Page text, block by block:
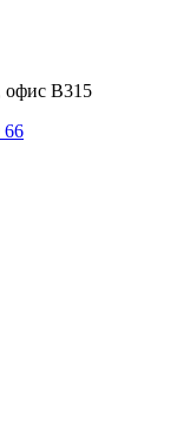
офис В315
66